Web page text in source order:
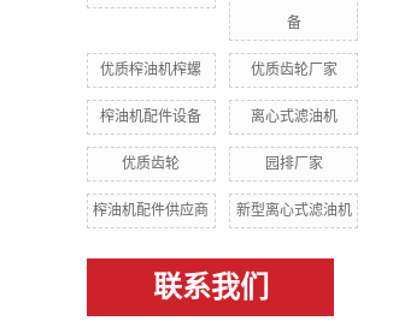
备
优质榨油机榨螺 优质齿轮厂家
榨油机配件设备 离心式滤油机
优质齿轮 园排厂家
榨油机配件供应商 新型离心式滤油机
联系我们